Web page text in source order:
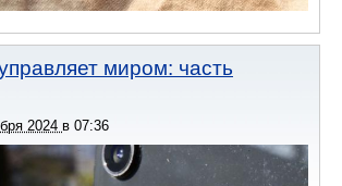
миром: часть
2024 в 07:36